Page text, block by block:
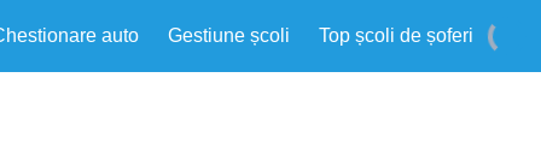
auto Gestiune școli Top școli de șoferi